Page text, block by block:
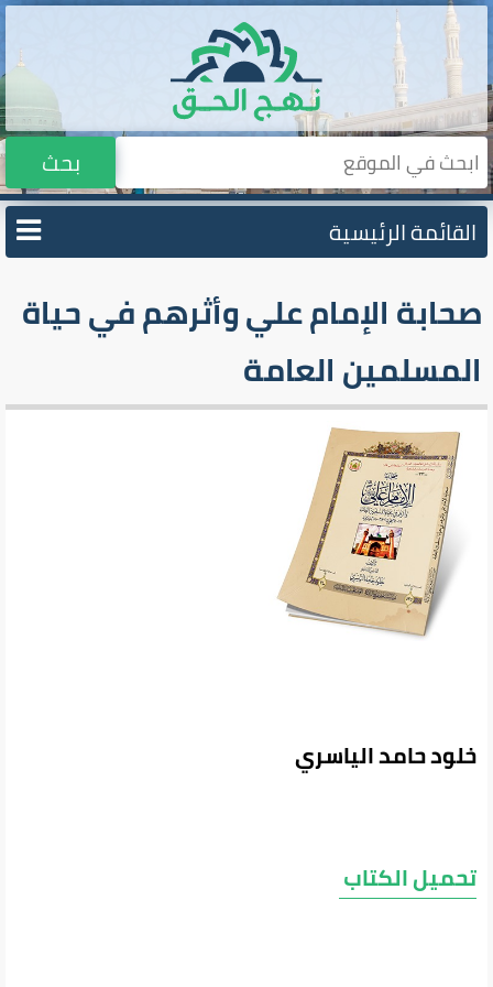
بحث
القائمة الرئيسية
صحابة الإمام علي وأثرهم في حياة
المسلمين العامة
خلود حامد الياسري
تحميل الكتاب